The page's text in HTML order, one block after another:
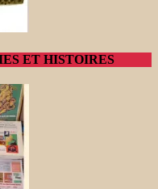
ET HISTOIRES